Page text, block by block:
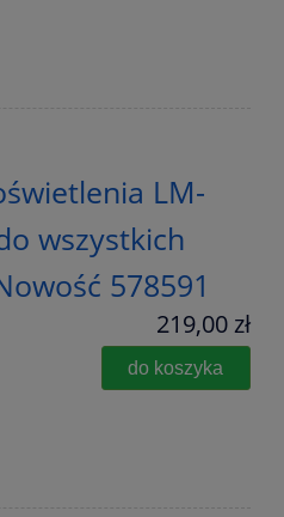
LM-
wszystkich
578591
219,00 zł
do koszyka